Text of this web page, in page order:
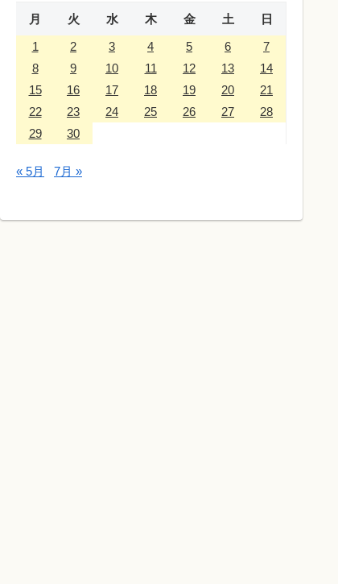
月 火 水 木 金 土
日
1
2 3 4 5 6
7
8
9 10 11 12 13
14
15
16 17 18 19 20
21
22
23 24 25 26 27
28
29
30
« 5月 7月 »